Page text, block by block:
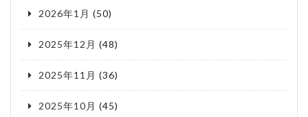
2026年1月 (50)
2025年12月 (48)
2025年11月 (36)
2025年10月 (45)